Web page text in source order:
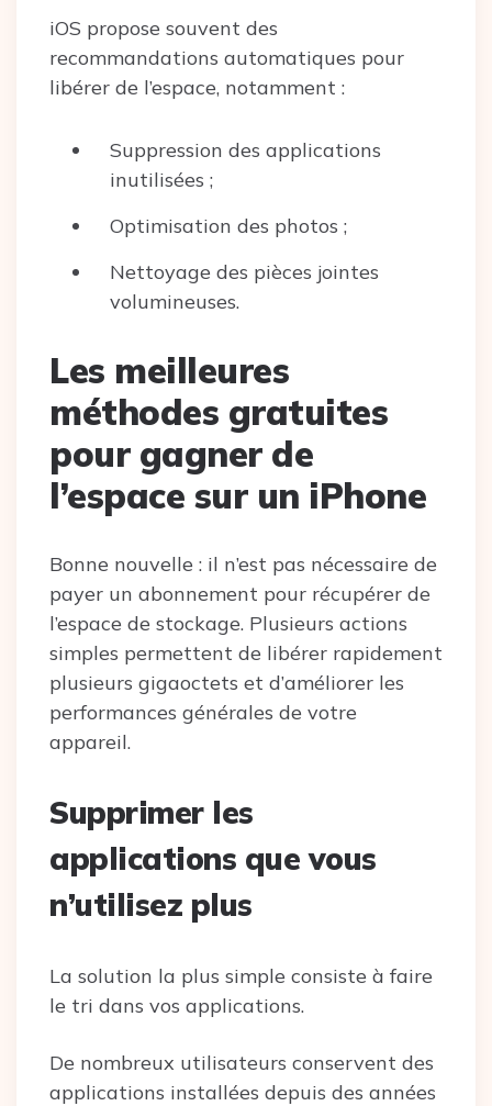
iOS propose souvent des
recommandations automatiques pour
libérer de l’espace, notamment :
Suppression des applications
inutilisées ;
Optimisation des photos ;
Nettoyage des pièces jointes
volumineuses.
Les meilleures
méthodes gratuites
pour gagner de
l’espace sur un iPhone
Bonne nouvelle : il n’est pas nécessaire de
payer un abonnement pour récupérer de
l’espace de stockage. Plusieurs actions
simples permettent de libérer rapidement
plusieurs gigaoctets et d’améliorer les
performances générales de votre
appareil.
Supprimer les
applications que vous
n’utilisez plus
La solution la plus simple consiste à faire
le tri dans vos applications.
De nombreux utilisateurs conservent des
applications installées depuis des années